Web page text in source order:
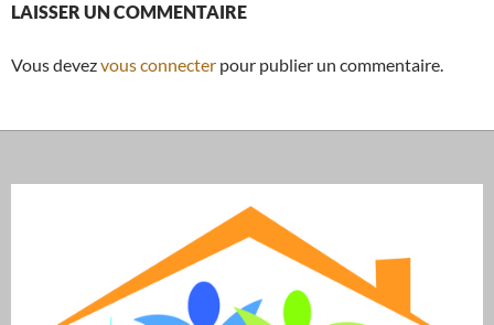
LAISSER UN COMMENTAIRE
Vous devezvous connecter pour publier un commentaire.